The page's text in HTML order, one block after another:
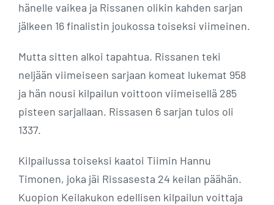
hänelle vaikea ja Rissanen olikin kahden sarjan
jälkeen 16 finalistin joukossa toiseksi viimeinen.
Mutta sitten alkoi tapahtua. Rissanen teki
neljään viimeiseen sarjaan komeat lukemat 958
ja hän nousi kilpailun voittoon viimeisellä 285
pisteen sarjallaan. Rissasen 6 sarjan tulos oli
1337.
Kilpailussa toiseksi kaatoi Tiimin Hannu
Timonen, joka jäi Rissasesta 24 keilan päähän.
Kuopion Keilakukon edellisen kilpailun voittaja